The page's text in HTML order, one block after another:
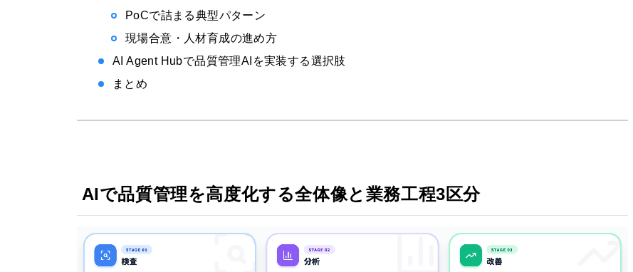
PoCで詰まる典型パターン
現場合意・人材育成の進め方
AI Agent Hubで品質管理AIを実装する選択肢
まとめ
AIで品質管理を高度化する全体像と業務工程3区分